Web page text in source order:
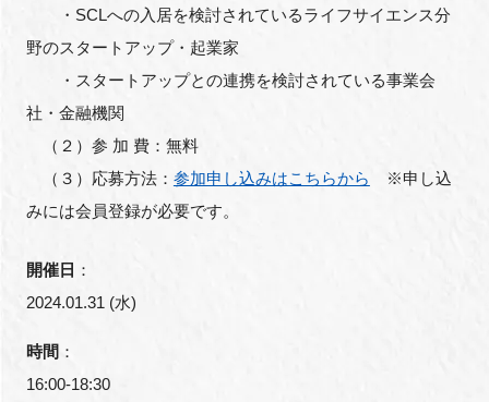
・SCLへの入居を検討されているライフサイエンス分
野のスタートアップ・起業家
・スタートアップとの連携を検討されている事業会
社・金融機関
（２）参 加 費：無料
（３）応募方法： 参加申し込みはこちらから
※申し込
みには会員登録が必要です。
開催日 ：
2024.01.31 (水)
時間 ：
16:00-18:30